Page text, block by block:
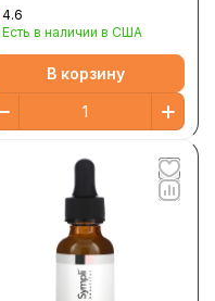
мл (2 жидк. унции)
4.6
Есть в наличии в США
В корзину